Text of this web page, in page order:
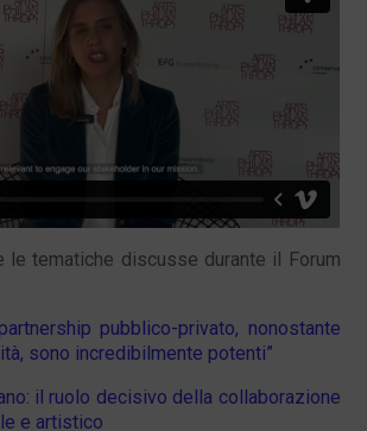
le tematiche discusse durante il Forum
pubblico-privato, nonostante
sono incredibilmente potenti”
il ruolo decisivo della collaborazione
e artistico